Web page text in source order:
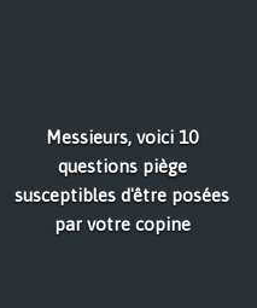
Messieurs, voici 10
questions piège
susceptibles d'être posées
par votre copine